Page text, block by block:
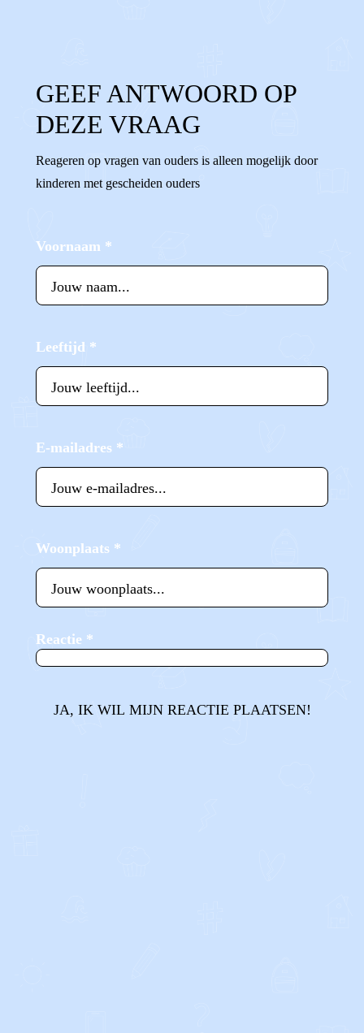
GEEF ANTWOORD OP
DEZE VRAAG
Reageren op vragen van ouders is alleen mogelijk door
kinderen met gescheiden ouders
Voornaam *
Leeftijd *
E-mailadres *
Woonplaats *
Reactie *
JA, IK WIL MIJN REACTIE PLAATSEN!